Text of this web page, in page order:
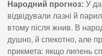
Народний прогноз: У
відвідували лазні й
втому після жнив. В
душно, й спекотно, але
прикмета: якщо липень